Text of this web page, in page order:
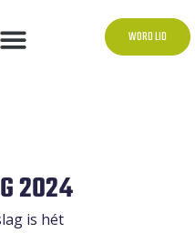
WORD LID
2024
is hét